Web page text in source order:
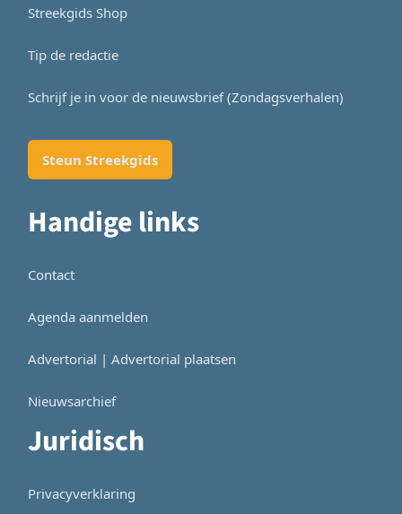
Streekgids Shop
Tip de redactie
Schrijf je in voor de nieuwsbrief (Zondagsverhalen)
Steun Streekgids
Handige links
Contact
Agenda aanmelden
Advertorial | Advertorial plaatsen
Nieuwsarchief
Juridisch
Privacyverklaring